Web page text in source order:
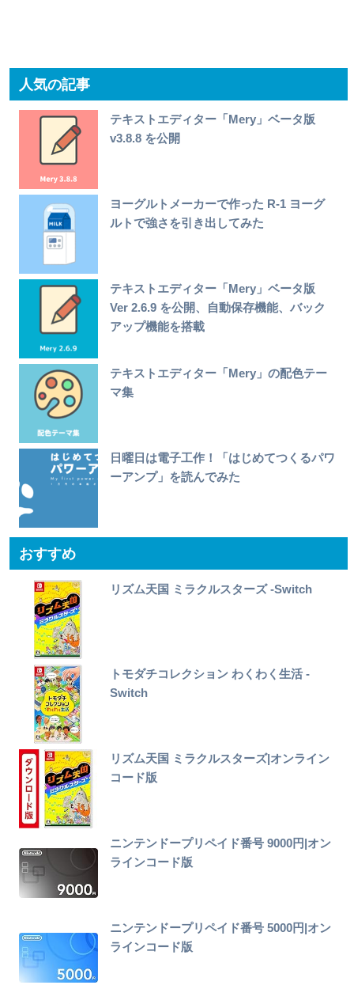
人気の記事
テキストエディター「Mery」ベータ版
v3.8.8 を公開
ヨーグルトメーカーで作った R-1 ヨーグ
ルトで強さを引き出してみた
テキストエディター「Mery」ベータ版
Ver 2.6.9 を公開、自動保存機能、バック
アップ機能を搭載
テキストエディター「Mery」の配色テー
マ集
日曜日は電子工作！「はじめてつくるパワ
ーアンプ」を読んでみた
おすすめ
リズム天国 ミラクルスターズ -Switch
トモダチコレクション わくわく生活 -
Switch
リズム天国 ミラクルスターズ|オンライン
コード版
ニンテンドープリペイド番号 9000円|オン
ラインコード版
ニンテンドープリペイド番号 5000円|オン
ラインコード版